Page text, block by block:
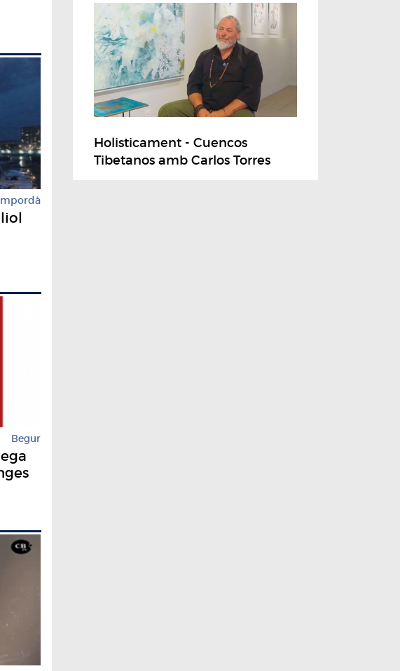
Begur
Holisticament - Cuencos
Tibetanos amb Carlos Torres